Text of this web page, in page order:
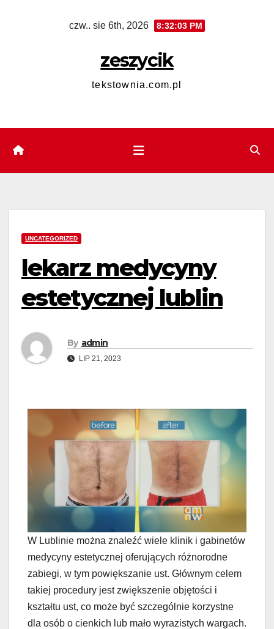
czw.. sie 6th, 2026 8:32:03 PM
zeszycik
tekstownia.com.pl
UNCATEGORIZED
lekarz medycyny
estetycznej lublin
By admin
LIP 21, 2023
W Lublinie można znaleźć wiele klinik i gabinetów
medycyny estetycznej oferujących różnorodne
zabiegi, w tym powiększanie ust. Głównym celem
takiej procedury jest zwiększenie objętości i
kształtu ust, co może być szczególnie korzystne
dla osób o cienkich lub mało wyrazistych wargach.